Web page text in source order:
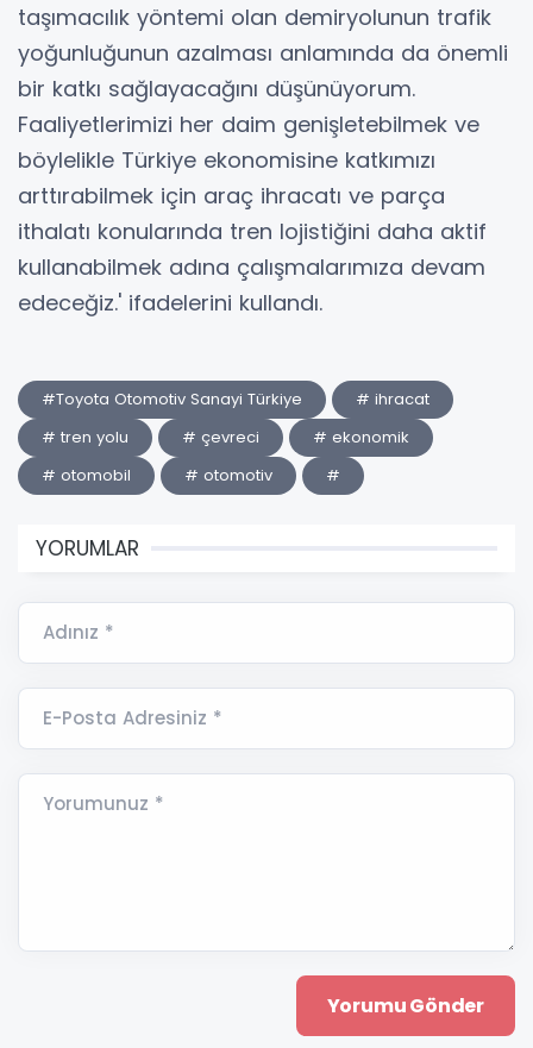
taşımacılık yöntemi olan demiryolunun trafik
yoğunluğunun azalması anlamında da önemli
bir katkı sağlayacağını düşünüyorum.
Faaliyetlerimizi her daim genişletebilmek ve
böylelikle Türkiye ekonomisine katkımızı
arttırabilmek için araç ihracatı ve parça
ithalatı konularında tren lojistiğini daha aktif
kullanabilmek adına çalışmalarımıza devam
edeceğiz.' ifadelerini kullandı.
#Toyota Otomotiv Sanayi Türkiye
# ihracat
# tren yolu
# çevreci
# ekonomik
# otomobil
# otomotiv #
YORUMLAR
Adınız *
E-Posta Adresiniz *
Yorumunuz *